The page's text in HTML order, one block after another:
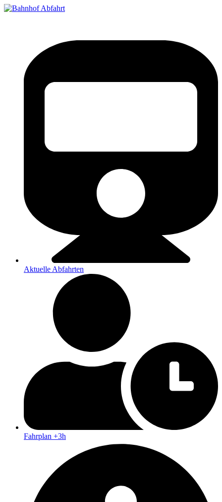
Aktuelle Abfahrten
Fahrplan +3h